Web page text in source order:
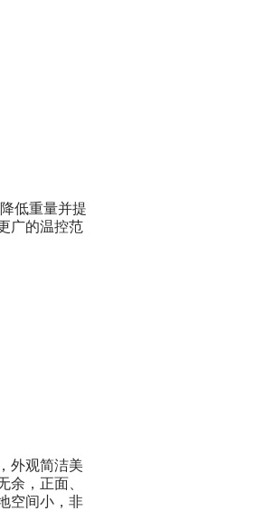
低重量并提
广的温控范
外观简洁美
，正面、
空间小，非